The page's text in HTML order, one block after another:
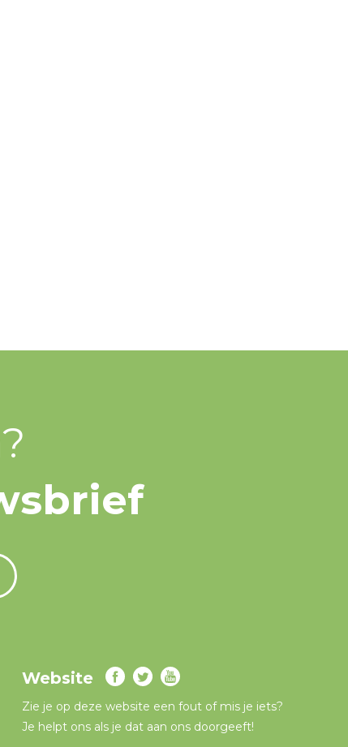
Website
Zie je op deze website een fout of mis je iets?
Je helpt ons als je dat aan ons doorgeeft!